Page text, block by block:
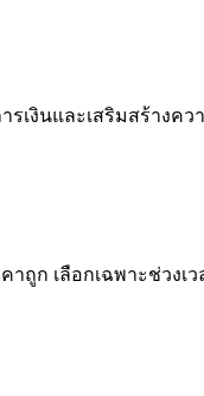
เงินและเสริมสร้างค
ถูก เลือกเฉพาะช่วงเว